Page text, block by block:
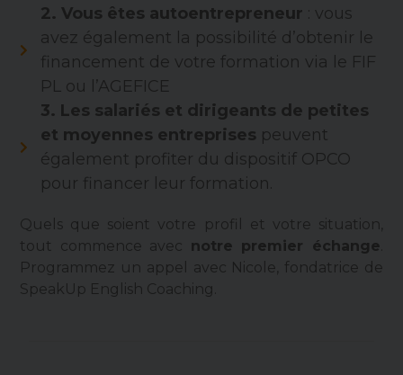
2. Vous êtes autoentrepreneur : vous
avez également la possibilité d’obtenir le
financement de votre formation via le FIF
PL ou l’AGEFICE
3. Les salariés et dirigeants de petites
et moyennes entreprises peuvent
également profiter du dispositif OPCO
pour financer leur formation.
Quels que soient votre profil et votre situation,
tout commence avec notre premier échange
Programmez un appel avec Nicole, fondatrice de
SpeakUp English Coaching.